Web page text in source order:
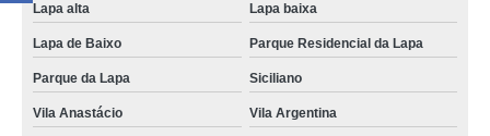
Lapa alta Lapa baixa
Lapa de Baixo Parque Residencial da Lapa
Parque da Lapa Siciliano
Vila Anastácio Vila Argentina